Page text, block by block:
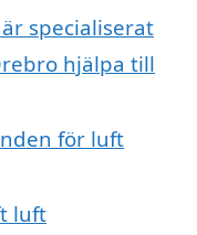
specialiserat
hjälpa till
för luft
luft